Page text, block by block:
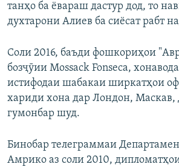
танҳо ба ёвараш дастур дод, то
духтарони Алиев ба сиёсат рабт
Соли 2016, баъди фошкориҳои
бозҷӯии Mossaсk Fonseca,
истифодаи шабакаи ширкатҳои
хариди хона дар Лондон, Маскав,
гумонбар шуд.
Бинобар телеграммаи
Амрико аз соли 2010,